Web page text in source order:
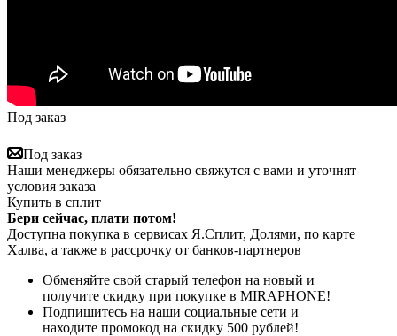
Под заказ
Под заказ
Наши менеджеры обязательно свяжутся с вами и уточнят
условия заказа
Купить в сплит
Бери сейчас, плати потом!
Доступна покупка в сервисах Я.Сплит, Долями, по карте
Халва, а также в рассрочку от банков-партнеров
Обменяйте свой старый телефон на новый и
получите скидку при покупке в MIRAPHONE!
Подпишитесь на наши социальные сети и
находите промокод на скидку 500 рублей!